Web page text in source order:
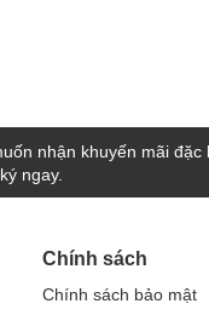
nhận khuyến mãi đặc
ngay.
Chính sách
Chính sách bảo mật